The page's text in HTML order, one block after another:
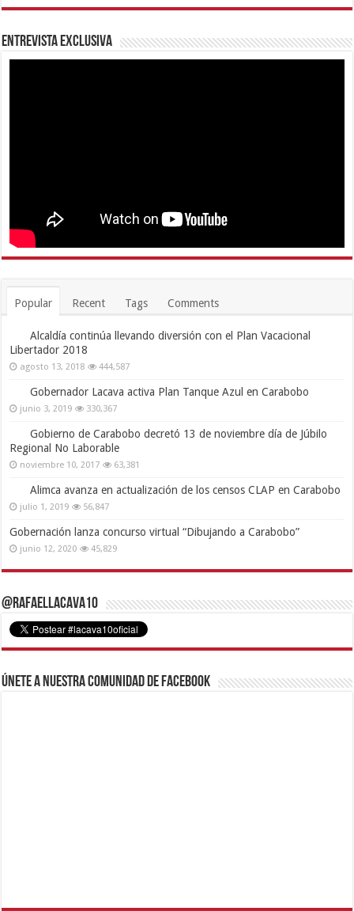
Entrevista Exclusiva
Popular Recent Tags Comments
Alcaldía continúa llevando diversión con el Plan Vacacional
Libertador 2018
agosto 13, 2018 444,587
Gobernador Lacava activa Plan Tanque Azul en Carabobo
junio 3, 2019 330,367
Gobierno de Carabobo decretó 13 de noviembre día de Júbilo
Regional No Laborable
noviembre 10, 2017 63,381
Alimca avanza en actualización de los censos CLAP en Carabobo
julio 1, 2019 56,847
Gobernación lanza concurso virtual “Dibujando a Carabobo”
junio 12, 2020 45,829
@RafaelLacava10
Únete a nuestra comunidad de Facebook